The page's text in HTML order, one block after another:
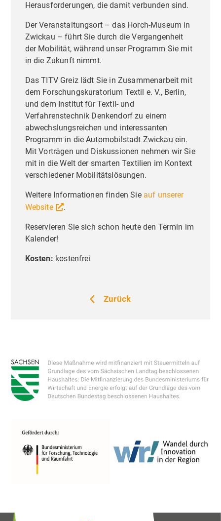
Herausforderungen, die damit verbunden sind.
Der Veranstaltungsort – das Horch-Museum in
Zwickau – führt Sie durch die Vergangenheit
der Mobilität, während unser Programm Sie mit
in die Zukunft nimmt.
Das TITV Greiz lädt Sie in Zusammenarbeit mit
dem Forschungskuratorium Textil e. V., Berlin,
und dem Institut für Textil- und
Verfahrenstechnik Denkendorf zu einem
abwechslungsreichen und interessanten
Programm in die Automobilstadt Zwickau ein.
Mit Vorträgen und Diskussionen nehmen wir Sie
mit in die Welt der smarten Textilien im Kontext
verschiedener Mobilitätslösungen.
Weitere Informationen finden Sie auf unserer
Website
.
Reservieren Sie sich schon heute den Termin im
Kalender!
Kosten: kostenfrei
Zurück
Liebe Besucher,
Technologien von Dritten, um ihre
Interessen der Nutzer anzuzeigen. Ich bin